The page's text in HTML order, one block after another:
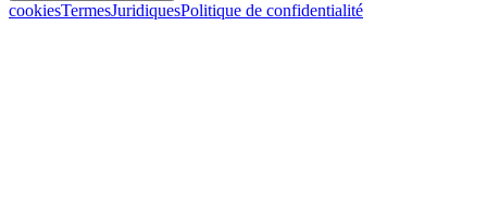
cookiesTermesJuridiquesPolitique de confidentialité